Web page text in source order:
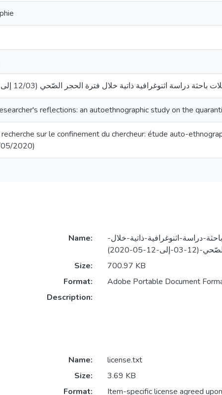
دراسة اثنوغرافية ذاتية خلال فترة الحجر الصّحي (12/03 إلى 12/05/2020)
reflections: an autoethnographic study on the
sur le confinement du chercheur: étude auto-
2020)
Name:
دراسة-اثنوغرافية-ذاتية-خلال-
Size:
700.97 KB
Format:
Adobe Portable Document
Description:
Name:
license.txt
Size:
3.69 KB
Format:
Item-specific license agreed